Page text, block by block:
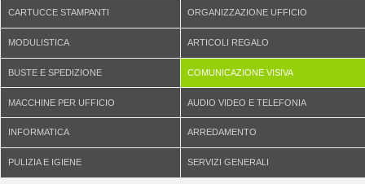
CARTUCCE STAMPANTI ORGANIZZAZIONE UFFICIO
MODULISTICA ARTICOLI REGALO
BUSTE E SPEDIZIONE COMUNICAZIONE VISIVA
MACCHINE PER UFFICIO AUDIO VIDEO E TELEFONIA
INFORMATICA ARREDAMENTO
PULIZIA E IGIENE SERVIZI GENERALI